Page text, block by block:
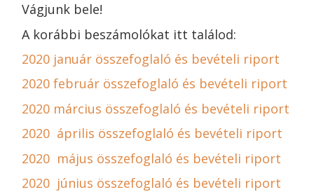
Vágjunk bele!
A korábbi beszámolókat itt találod:
2020 január összefoglaló és bevételi riport
2020 február összefoglaló és bevételi riport
2020 március összefoglaló és bevételi riport
2020 április összefoglaló és bevételi riport
2020 május összefoglaló és bevételi riport
2020 június összefoglaló és bevételi riport